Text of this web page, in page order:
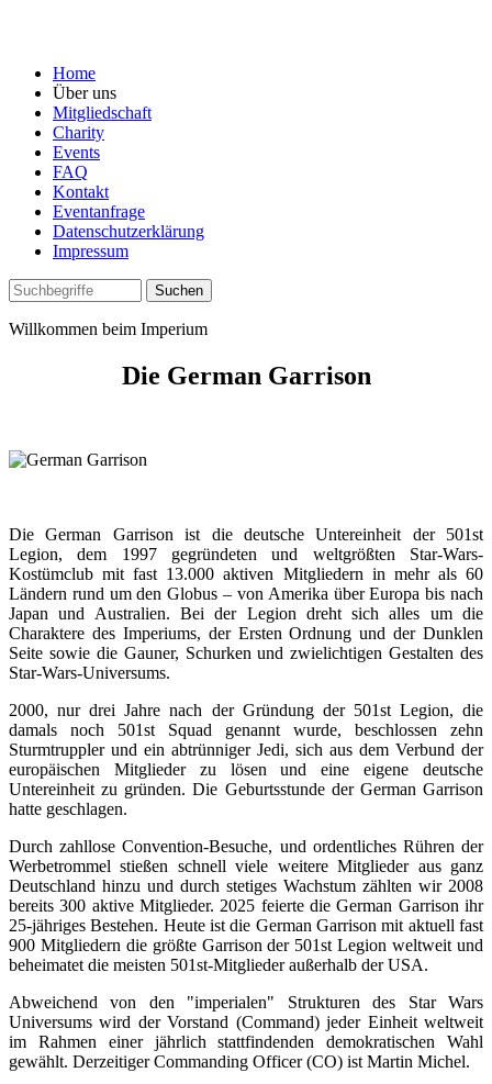
Home
Über uns
Mitgliedschaft
Charity
Events
FAQ
Kontakt
Eventanfrage
Datenschutzerklärung
Impressum
Willkommen beim Imperium
Die German Garrison
Die German Garrison ist die deutsche Untereinheit der 501st
Legion, dem 1997 gegründeten und weltgrößten Star-Wars-
Kostümclub mit fast 13.000 aktiven Mitgliedern in mehr als 60
Ländern rund um den Globus – von Amerika über Europa bis nach
Japan und Australien. Bei der Legion dreht sich alles um die
Charaktere des Imperiums, der Ersten Ordnung und der Dunklen
Seite sowie die Gauner, Schurken und zwielichtigen Gestalten des
Star-Wars-Universums.
2000, nur drei Jahre nach der Gründung der 501st Legion, die
damals noch 501st Squad genannt wurde, beschlossen zehn
Sturmtruppler und ein abtrünniger Jedi, sich aus dem Verbund der
europäischen Mitglieder zu lösen und eine eigene deutsche
Untereinheit zu gründen. Die Geburtsstunde der German Garrison
hatte geschlagen.
Durch zahllose Convention-Besuche, und ordentliches Rühren der
Werbetrommel stießen schnell viele weitere Mitglieder aus ganz
Deutschland hinzu und durch stetiges Wachstum zählten wir 2008
bereits 300 aktive Mitglieder. 2025 feierte die German Garrison ihr
25-jähriges Bestehen. Heute ist die German Garrison mit aktuell fast
900 Mitgliedern die größte Garrison der 501st Legion weltweit und
beheimatet die meisten 501st-Mitglieder außerhalb der USA.
Abweichend von den "imperialen" Strukturen des Star Wars
Universums wird der Vorstand (Command) jeder Einheit weltweit
im Rahmen einer jährlich stattfindenden demokratischen Wahl
gewählt. Derzeitiger Commanding Officer (CO) ist Martin Michel.